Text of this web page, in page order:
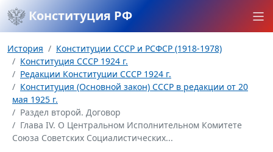
Конституция РФ
История
Конституции СССР и РСФСР (1918-1978)
Конституция СССР 1924 г.
Редакции Конституции СССР 1924 г.
Конституция (Основной закон) СССР в редакции от 20
мая 1925 г.
Раздел второй. Договор
Глава IV. О Центральном Исполнительном Комитете
Союза Советских Социалистических...